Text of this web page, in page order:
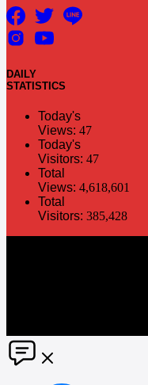
DAILY
STATISTICS
Today's
Views: 47
Today's
Visitors: 47
Total
Views: 4,618,601
Total
Visitors: 385,428